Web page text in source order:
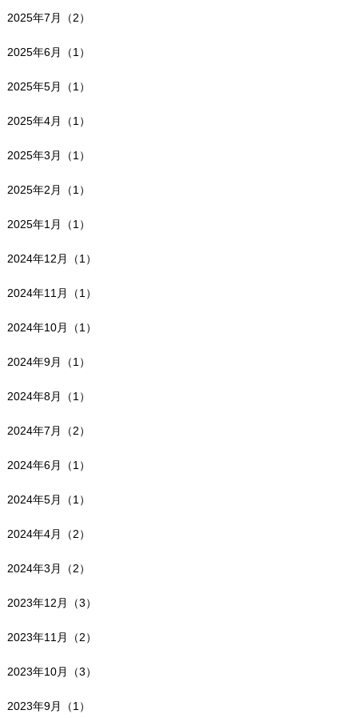
2025年7月（2）
2025年6月（1）
2025年5月（1）
2025年4月（1）
2025年3月（1）
2025年2月（1）
2025年1月（1）
2024年12月（1）
2024年11月（1）
2024年10月（1）
2024年9月（1）
2024年8月（1）
2024年7月（2）
2024年6月（1）
2024年5月（1）
2024年4月（2）
2024年3月（2）
2023年12月（3）
2023年11月（2）
2023年10月（3）
2023年9月（1）